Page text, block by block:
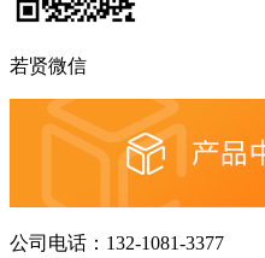
若贤微信
公司电话： 132-1081-3377